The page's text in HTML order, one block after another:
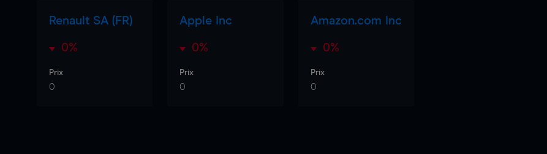
Renault SA (FR)
0%
Prix
0
Apple Inc
0%
Prix
0
Amazon.com Inc
0%
Prix
0